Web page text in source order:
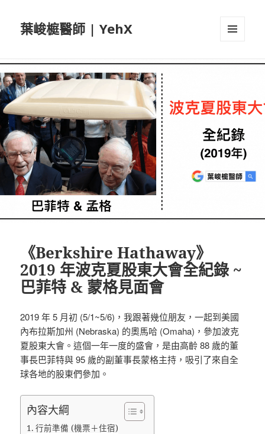
葉峻榳醫師 | YehX
《Berkshire Hathaway》
2019 年波克夏股東大會全紀錄 ~
巴菲特 & 蒙格見面會
2019 年 5 月初 (5/1~5/6)，我跟著幾位朋友，一起到美國
內布拉斯加州 (Nebraska) 的奧馬哈 (Omaha)，參加波克
夏股東大會。這個一年一度的盛會，是由高齡 88 歲的董
事長巴菲特與 95 歲的副董事長蒙格主持，吸引了來自全
球各地的股東們參加。
內容大綱
行前準備 (機票＋住宿)